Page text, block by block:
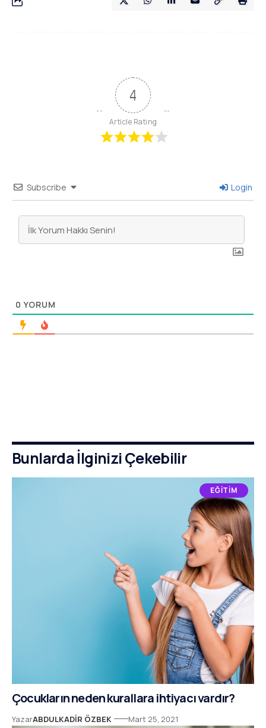
4
Article Rating
Subscribe Login
0 YORUM
Bunlarda İlginizi Çekebilir
EĞITIM
Çocukların neden kurallara ihtiyacı vardır?
YazarABDULKADIR ÖZBEK Mart 25, 2021